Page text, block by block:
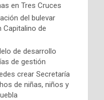
en Tres Cruces
del bulevar
Capitalino de
de desarrollo
de gestión
crear Secretaría
de niñas, niños y